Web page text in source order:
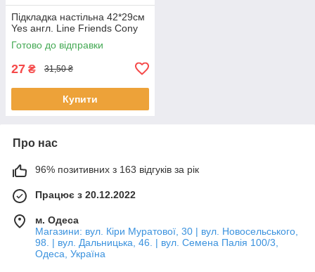
Підкладка настільна 42*29см
Yes англ. Line Friends Cony
Готово до відправки
27 ₴ 31,50 ₴
Купити
Про нас
96% позитивних з 163 відгуків за рік
Працює з 20.12.2022
м. Одеса
Магазини: вул. Кіри Муратової, 30 | вул. Новосельського,
98. | вул. Дальницька, 46. | вул. Семена Палія 100/3,
Одеса, Україна